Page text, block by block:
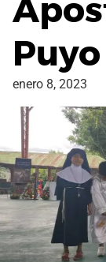
Puyo
enero 8, 2023